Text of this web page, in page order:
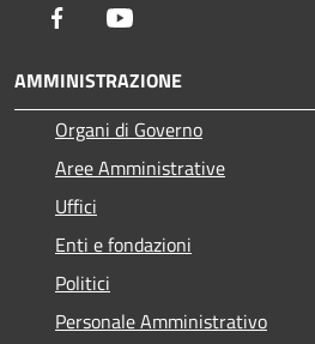
Facebook
AMMINISTRAZIONE
Organi di Governo
Aree Amministrative
Uffici
Enti e fondazioni
Politici
Personale Amministrativo